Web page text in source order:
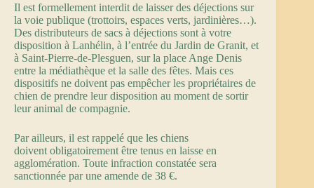
Il est formellement interdit de laisser des déjections sur
la voie publique (trottoirs, espaces verts, jardinières…).
Des distributeurs de sacs à déjections sont à votre
disposition à Lanhélin, à l’entrée du Jardin de Granit, et
à Saint-Pierre-de-Plesguen, sur la place Ange Denis
entre la médiathèque et la salle des fêtes. Mais ces
dispositifs ne doivent pas empêcher les propriétaires de
chien de prendre leur disposition au moment de sortir
leur animal de compagnie.
Par ailleurs, il est rappelé que les chiens
doivent obligatoirement être tenus en laisse en
agglomération. Toute infraction constatée sera
sanctionnée par une amende de 38 €.